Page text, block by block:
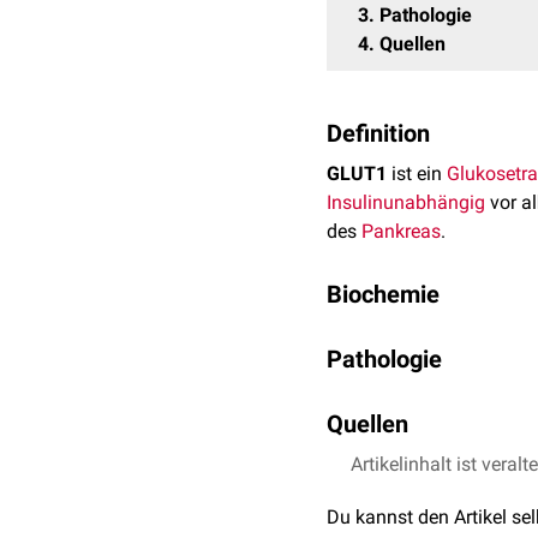
3 Pathologie
4 Quellen
Definition
GLUT1 ist ein
Insulinunabhängig vor
des Pankreas.
Biochemie
Transmembranprotein
GLUT1 hat eine hohe
mliegt bei etwa 1,5
Pathologie
GLUT1 behindert die
Funktionsstörungen.
Quellen
↑ Lodish et al.
Artikelinhalt ist
Du kannst den Artikel